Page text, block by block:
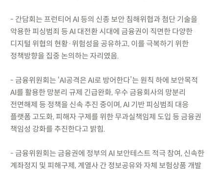
- 간담회는 프런티어 AI 등의 신종 보안 침해위협과 첨단 기술을
악용한 피싱범죄 등 AI 대전환 시대에 금융권이 직면한 다양한
디지털 위협의 현황·위험성을 공유하고, 이를 극복하기 위한
정책방향을 집중 논의하는 자리였음.
- 금융위원회는 ‘AI공격은 AI로 방어한다’는 원칙 하에 보안목적
AI를 활용한 망분리 규제 긴급완화, 우수 금융회사의 망분리
전면해제 등 정책을 신속 추진 중이며, AI 기반 피싱범죄 대응
플랫폼 고도화, 피해자 구제를 위한 무과실책임제 도입 등 금융권
책임성 강화를 추진한다고 밝힘.
- 금융위원회는 금융권에 정부의 AI 보안테스트 적극 참여, 신속한
계좌정지 및 피해구제, 계열사 간 정보공유와 자체 보험상품 개발